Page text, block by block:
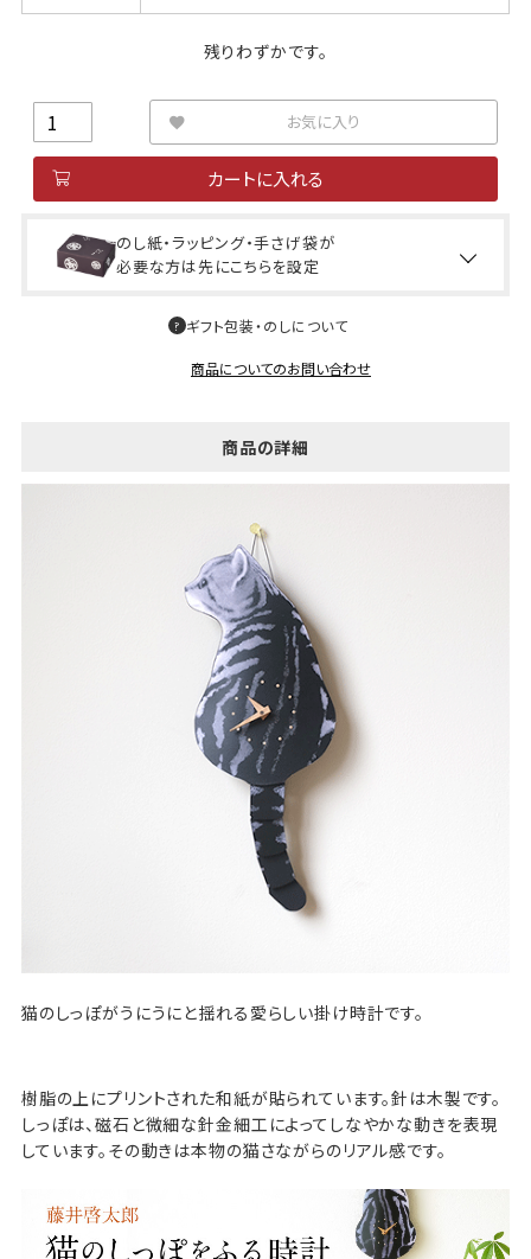
残りわずかです。
お気に入り
カートに入れる
のし紙・ラッピング・手さげ袋が
必要な方は先にこちらを設定
ギフト包装・のしについて
商品についてのお問い合わせ
商品の詳細
猫のしっぽがうにうにと揺れる愛らしい掛け時計です。
樹脂の上にプリントされた和紙が貼られています。針は木製です。
しっぽは、磁石と微細な針金細工によってしなやかな動きを表現
しています。その動きは本物の猫さながらのリアル感です。